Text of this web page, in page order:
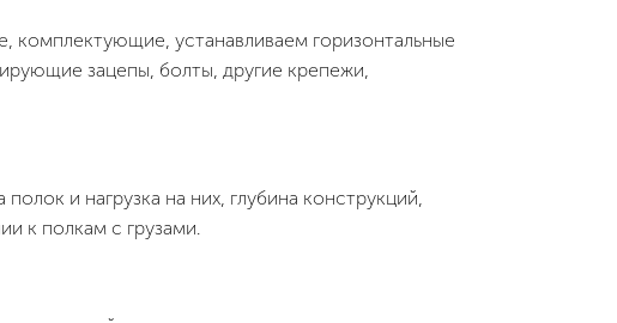
комплектующие, устанавливаем горизонтальные
зацепы, болты, другие крепежи,
и нагрузка на них, глубина конструкций,
к полкам с грузами.